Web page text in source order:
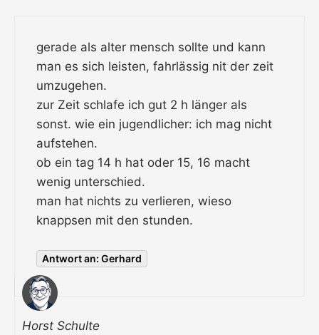
gerade als alter mensch sollte und kann
man es sich leisten, fahrlässig nit der zeit
umzugehen.
zur Zeit schlafe ich gut 2 h länger als
sonst. wie ein jugendlicher: ich mag nicht
aufstehen.
ob ein tag 14 h hat oder 15, 16 macht
wenig unterschied.
man hat nichts zu verlieren, wieso
knappsen mit den stunden.
Antwort an: Gerhard
Horst Schulte